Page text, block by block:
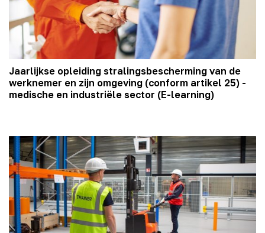
Jaarlijkse opleiding stralingsbescherming van de
werknemer en zijn omgeving (conform artikel 25) -
medische en industriële sector (E-learning)